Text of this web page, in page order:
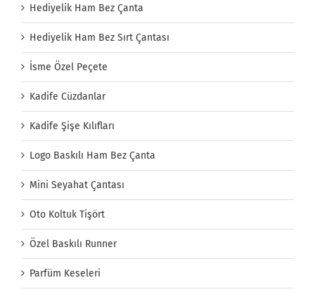
Hediyelik Ham Bez Çanta
Hediyelik Ham Bez Sırt Çantası
İsme Özel Peçete
Kadife Cüzdanlar
Kadife Şişe Kılıfları
Logo Baskılı Ham Bez Çanta
Mini Seyahat Çantası
Oto Koltuk Tişört
Özel Baskılı Runner
Parfüm Keseleri